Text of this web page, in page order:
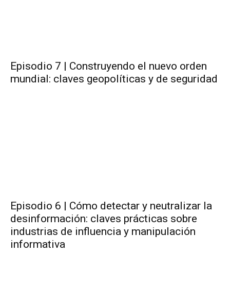
Episodio 7 | Construyendo el nuevo orden
mundial: claves geopolíticas y de seguridad
Episodio 6 | Cómo detectar y neutralizar la
desinformación: claves prácticas sobre
industrias de influencia y manipulación
informativa